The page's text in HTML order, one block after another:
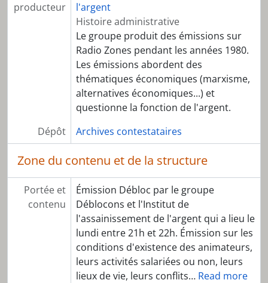
producteur
l'argent
Histoire administrative
Le groupe produit des émissions sur
Radio Zones pendant les années 1980.
Les émissions abordent des
thématiques économiques (marxisme,
alternatives économiques...) et
questionne la fonction de l'argent.
Dépôt
Archives contestataires
Zone du contenu et de la structure
Portée et
contenu
Émission Débloc par le groupe
Déblocons et l'Institut de
l'assainissement de l'argent qui a lieu le
lundi entre 21h et 22h. Émission sur les
conditions d'existence des animateurs,
leurs activités salariées ou non, leurs
lieux de vie, leurs conflits… Read more